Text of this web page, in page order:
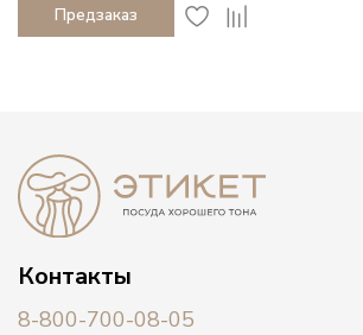
Предзаказ
Контакты
8-800-700-08-05